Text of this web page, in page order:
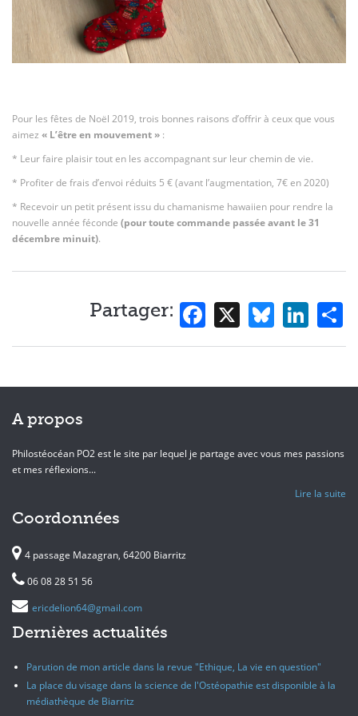
Pour les fêtes de Noël 2019, trois bonnes raisons d’offrir à ceux que vous
aimez « L’être en mouvement » :
* Leur faire plaisir tout en les accompagnant sur leur chemin de vie.
* Profiter de frais d’envoi réduits 5 € (avant l’augmentation, 7€ en 2020)
* Recevoir un petit présent issu du chamanisme hawaiien pour rendre la
nouvelle année féconde (pour toute commande passée avant le 31
décembre minuit).
Partager: Facebook
X
A propos
Philostéocéan PO2 est le site par lequel je partage avec vous mes passions
et mes réflexions...
Lire la suite
Coordonnées
4 passage Mazagran, 64200 Biarritz
06 08 28 51 56
ericdelion64@gmail.com
Dernières actualités
Parution de mon article dans la revue "Ethique, La vie en question"
La place du visage dans la science de l'Ostéopathie est disponible à la
médiathèque de Biarritz